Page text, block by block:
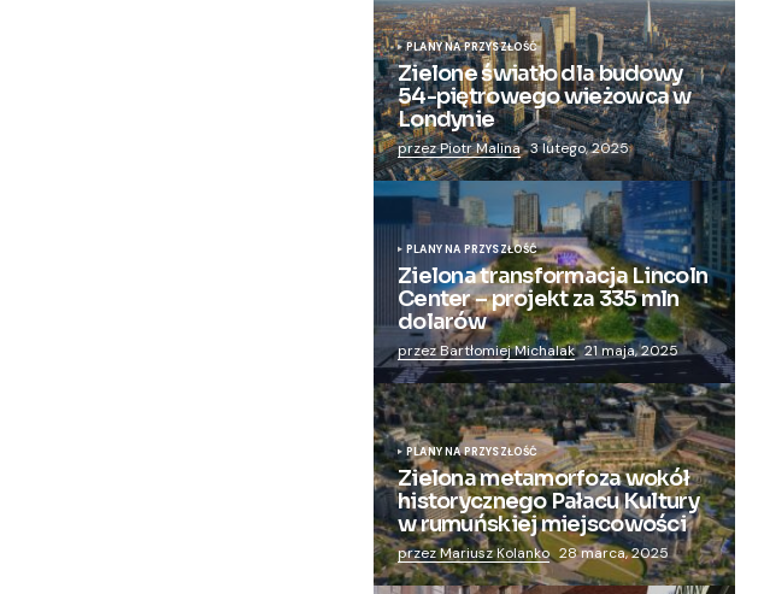
PLANY NA PRZYSZŁOŚĆ
Zielone światło dla budowy
54-piętrowego wieżowca w
Londynie
przez Piotr Malina 3 lutego, 2025
PLANY NA PRZYSZŁOŚĆ
Zielona transformacja Lincoln
Center – projekt za 335 mln
dolarów
przez Bartłomiej Michalak 21 maja, 2025
PLANY NA PRZYSZŁOŚĆ
Zielona metamorfoza wokół
historycznego Pałacu Kultury
w rumuńskiej miejscowości
przez Mariusz Kolanko 28 marca, 2025